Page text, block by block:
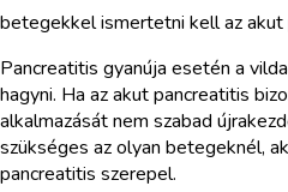
betegekkel ismertetni kell az
Pancreatitis gyanúja esetén a
hagyni. Ha az akut pancreatitis
alkalmazását nem szabad
szükséges az olyan betegeknél,
pancreatitis szerepel.